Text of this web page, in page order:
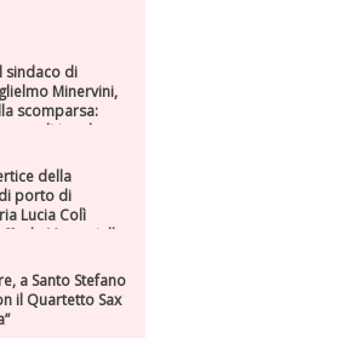
sindaco di
Minervini,
scomparsa:
politica che
della
porto di
Lucia Colì
Muscariello
a Santo Stefano
il Quartetto Sax